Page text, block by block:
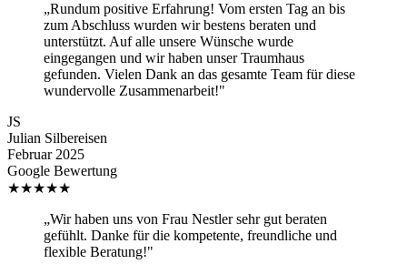
„Rundum positive Erfahrung! Vom ersten Tag an bis
zum Abschluss wurden wir bestens beraten und
unterstützt. Auf alle unsere Wünsche wurde
eingegangen und wir haben unser Traumhaus
gefunden. Vielen Dank an das gesamte Team für diese
wundervolle Zusammenarbeit!"
JS
Julian Silbereisen
Februar 2025
Google Bewertung
★★★★★
„Wir haben uns von Frau Nestler sehr gut beraten
gefühlt. Danke für die kompetente, freundliche und
flexible Beratung!"